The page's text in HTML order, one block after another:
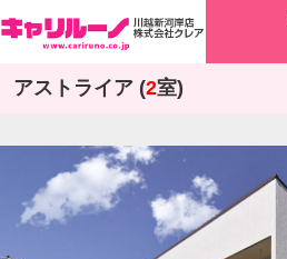
アストライア (2室)